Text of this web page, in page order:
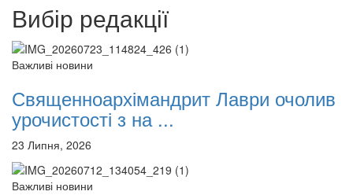
12 сентября 2015Название трансляции
12 сентября 2015
Название трансляции
12 сентября 2015Название трансляции
12 сентября 2015
Перейти до архіву
Вибір редакції
Важливі новини
Священноархімандрит Лаври очолив
урочистості з на ...
23 Липня, 2026
Важливі новини